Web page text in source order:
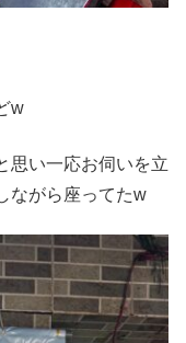
w
思い一応お伺いを立
ながら座ってたw